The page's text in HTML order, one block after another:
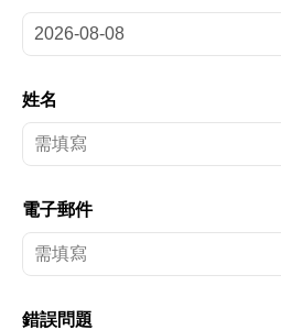
姓名
電子郵件
錯誤問題